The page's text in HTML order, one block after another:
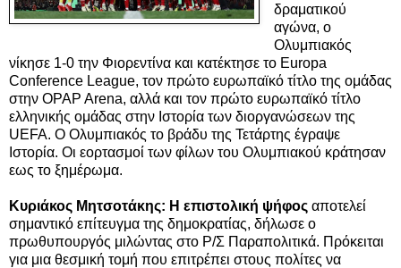
δραματικού
αγώνα, ο
Ολυμπιακός
νίκησε 1-0 την Φιορεντίνα και κατέκτησε το Europa
Conference League, τον πρώτο ευρωπαϊκό τίτλο της ομάδας
στην OPAP Arena, αλλά και τον πρώτο ευρωπαϊκό τίτλο
ελληνικής ομάδας στην Ιστορία των διοργανώσεων της
UEFA. Ο Ολυμπιακός το βράδυ της Τετάρτης έγραψε
Ιστορία. Οι εορτασμοί των φίλων του Ολυμπιακού κράτησαν
εως το ξημέρωμα.
Κυριάκος Μητσοτάκης: Η επιστολική ψήφος αποτελεί
σημαντικό επίτευγμα της δημοκρατίας, δήλωσε ο
πρωθυπουργός μιλώντας στο Ρ/Σ Παραπολιτικά. Πρόκειται
για μια θεσμική τομή που επιτρέπει στους πολίτες να